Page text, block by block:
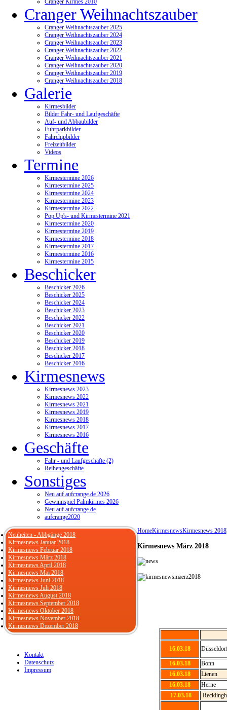
Cranger Kirmes 2010
Cranger Weihnachtszauber
Cranger Weihnachtszauber 2025
Cranger Weihnachtszauber 2024
Cranger Weihnachtszauber 2023
Cranger Weihnachtszauber 2022
Cranger Weihnachtszauber 2021
Cranger Weihnachtszauber 2020
Cranger Weihnachtszauber 2019
Cranger Weihnachtszauber 2018
Galerie
Kirmesbilder
Bilder Fahr- und Laufgeschäfte
Auf- und Abbaubilder
Fuhrparkbilder
Fahrchipbilder
Freizeitbilder
Videos
Termine
Kirmestermine 2026
Kirmestermine 2025
Kirmestermine 2024
Kirmestermine 2023
Kirmestermine 2022
Pop Up's- und Kirmestermine 2021
Kirmestermine 2020
Kirmestermine 2019
Kirmestermine 2018
Kirmestermine 2017
Kirmestermine 2016
Kirmestermine 2015
Beschicker
Beschicker 2026
Beschicker 2025
Beschicker 2024
Beschicker 2023
Beschicker 2022
Beschicker 2021
Beschicker 2020
Beschicker 2019
Beschicker 2018
Beschicker 2017
Beschicker 2016
Kirmesnews
Kirmesnews 2023
Kirmesnews 2022
Kirmesnews 2021
Kirmesnews 2019
Kirmesnews 2018
Kirmesnews 2017
Kirmesnews 2016
Geschäfte
Fahr - und Laufgeschäfte (2)
Reihengeschäfte
Sonstiges
Neu auf aufcrange.de 2026
Gewinnspiel Palmkirmes 2026
Neu auf aufcrange.de
aufcrange2020
HomeKirmesnewsKirmesnews 2018
Kirmesnews März 2018
16.03.18
16.03.18
Bonn
16.03.18
Lienen
16.03.18
Herne
17.03.18
Neuheiten - Abbgänge 2018
Kirmesnews Januar 2018
Kirmesnews Februar 2018
Kirmesnews März 2018
Kirmesnews April 2018
Kirmesnews Mai 2018
Kirmesnews Juni 2018
Kirmesnews Juli 2018
Kirmesnews August 2018
Kirmesnews September 2018
Kirmesnews Oktober 2018
Kirmesnews November 2018
Kirmesnews Dezember 2018
Kontakt
Datenschutz
Impressum